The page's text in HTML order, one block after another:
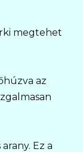
megtehet
az
Ez a